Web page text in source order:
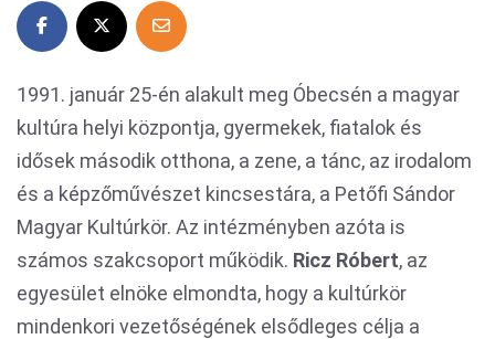
1991. január 25-én alakult meg Óbecsén a magyar
kultúra helyi központja, gyermekek, fiatalok és
idősek második otthona, a zene, a tánc, az irodalom
és a képzőművészet kincsestára, a Petőfi Sándor
Magyar Kultúrkör. Az intézményben azóta is
számos szakcsoport működik. Ricz Róbert, az
egyesület elnöke elmondta, hogy a kultúrkör
mindenkori vezetőségének elsődleges célja a